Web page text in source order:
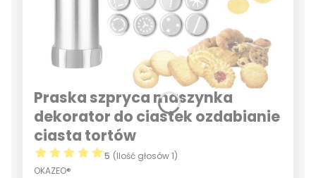
Praska szpryca maszynka
dekorator do ciastek ozdabianie
ciasta tortów
5 (Ilość głosów 1)
OKAZEO®